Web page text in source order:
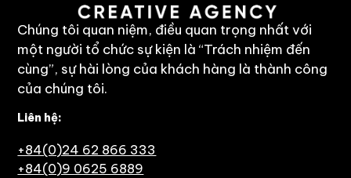
Chúng tôi quan niệm, điều quan trọng nhất với
một người tổ chức sự kiện là “Trách nhiệm đến
cùng”, sự hài lòng của khách hàng là thành công
của chúng tôi.
Liên hệ:
+84(0)24 62 866 333
+84(0)9 0625 6889